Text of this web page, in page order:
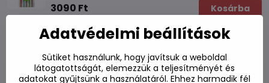
3090 Ft Kosárba
Kínai evőpálcikák 5 párból álló készlet
Készleten
Adatvédelmi beállítások
Sütiket használunk, hogy javítsuk a weboldal
látogatottságát, elemezzük a teljesítményét és
adatokat gyűjtsünk a használatáról. Ehhez harmadik fél